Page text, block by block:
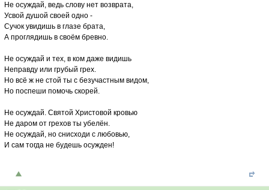
Не осуждай, ведь слову нет возврата,
Усвой душой своей одно -
Сучок увидишь в глазе брата,
А проглядишь в своём бревно.
Не осуждай и тех, в ком даже видишь
Неправду или грубый грех.
Но всё ж не стой ты с безучастным видом,
Но поспеши помочь скорей.
Не осуждай. Святой Христовой кровью
Не даром от грехов ты убелён.
Не осуждай, но снисходи с любовью,
И сам тогда не будешь осужден!